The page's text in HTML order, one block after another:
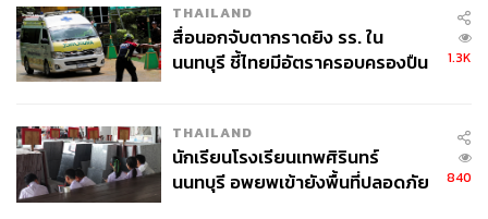
THAILAND
สื่อนอกจับตากราดยิง รร. ใน
นนทบุรี ชี้ไทยมีอัตราครอบครองปืน
1.3K
THAILAND
นักเรียนโรงเรียนเทพศิรินทร์
นนทบุรี อพยพเข้ายังพื้นที่ปลอดภัย
840